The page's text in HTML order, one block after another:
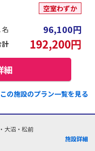
空室わずか
96,100円
計 192,200円
細
この施設のプラン一覧を見る
大沼・松前
施設詳細